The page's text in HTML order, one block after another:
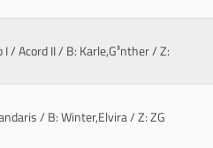
/ Acord II/ B: Karle,G³nther / Z:
/ B: Winter,Elvira / Z: ZG